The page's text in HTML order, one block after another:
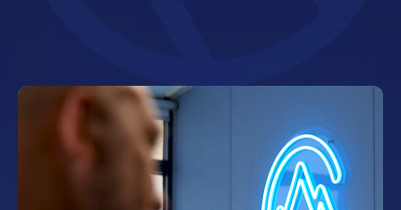
Managed security voor
wie zijn netwerk staande
wil houden